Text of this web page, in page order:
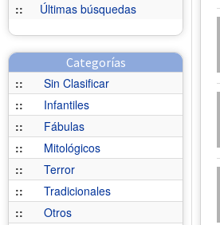
::
Últimas búsquedas
Categorías
::
Sin Clasificar
::
Infantiles
::
Fábulas
::
Mitológicos
::
Terror
::
Tradicionales
::
Otros